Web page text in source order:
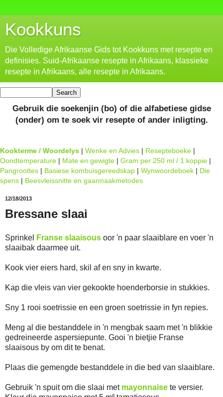
Kookkuns
Die Volledige Afrikaanse Gids tot Kookkuns met resepte en
definisies. Suid-Afrikaanse resepte in Afrikaans, klassieke
resepte in Afrikaans, alle resepte in Afrikaans.
Gebruik die soekenjin (bo) of die alfabetiese gidse
(onder) om te soek vir resepte of ander inligting.
Kookterme / Woordelys | Wenke en Advies | Resepteboeke |
Oondtemperature | Mate en gewigte | Gram per 250 ml / 1 koppie |
Pangroottes | Basiese kombuisgereedskap | Wynwoordeboek | Die
spens | Beesvleissnitte en gaarmaakmetodes
12/18/2013
Bressane slaai
Sprinkel Franse slaaisous oor 'n paar slaaiblare en voer 'n
slaaibak daarmee uit.
Kook vier eiers hard, skil af en sny in kwarte.
Kap die vleis van vier gekookte hoenderborsie in stukkies.
Sny 1 rooi soetrissie en een groen soetrissie in fyn repies.
Meng al die bestanddele in 'n mengbak saam met 'n blikkie
gedreineerde aspersiepunte. Gooi 'n bietjie Franse
slaaisous by om dit te benat.
Plaas die gemengde bestanddele in die bed van slaaiblare.
Gebruik 'n spuit om die slaai met mayonnaise te versier.